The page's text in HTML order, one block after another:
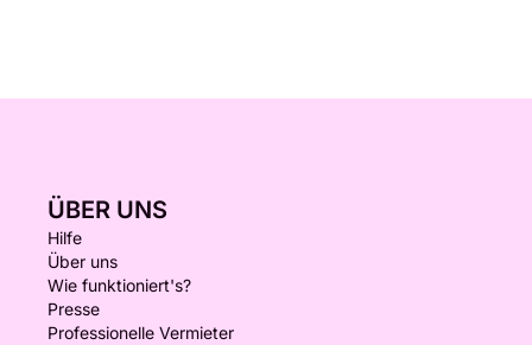
ÜBER UNS
Hilfe
Über uns
Wie funktioniert's?
Presse
Professionelle Vermieter